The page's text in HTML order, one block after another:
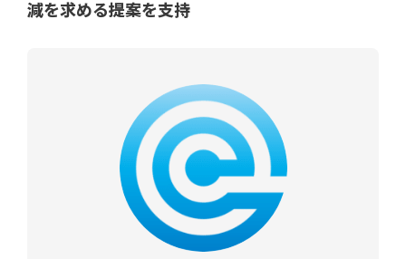
減を求める提案を支持